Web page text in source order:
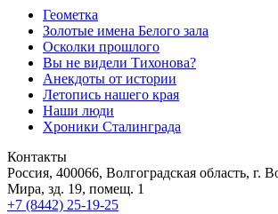
Геометка
Золотые имена Белого зала
Осколки прошлого
Вы не видели Тихонова?
Анекдоты от истории
Летопись нашего края
Наши люди
Хроники Сталинграда
Контакты
Россия, 400066, Волгоградская область, г.
Мира, зд. 19, помещ. 1
+7 (8442) 25-19-25